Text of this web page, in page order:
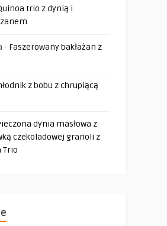
trio z dynią i
- Faszerowany bakłażan z
z bobu z chrupiącą
dynia masłowa z
czekoladowej granoli z
Trio